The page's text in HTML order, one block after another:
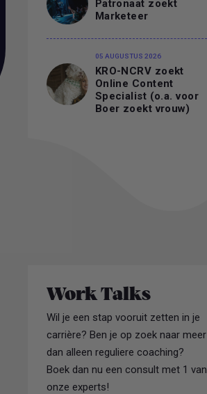
Patronaat zoekt
Marketeer
05 AUGUSTUS 2026
KRO-NCRV zoekt
Online Content
Specialist (o.a. voor
Boer zoekt vrouw)
Work Talks
Wil je een stap vooruit zetten in je
carrière? Ben je op zoek naar meer
dan alleen reguliere coaching?
Boek dan nu een consult met 1 van
onze experts!